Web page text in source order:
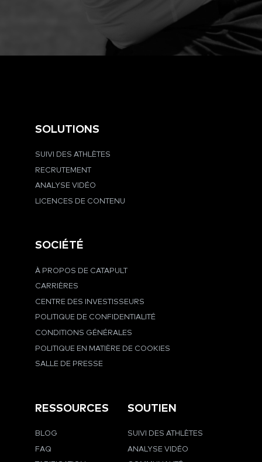
SOLUTIONS
SUIVI DES ATHLÈTES
RECRUTEMENT
ANALYSE VIDÉO
LICENCES DE CONTENU
SOCIÉTÉ
À PROPOS DE CATAPULT
CARRIÈRES
CENTRE DES INVESTISSEURS
POLITIQUE DE CONFIDENTIALITÉ
CONDITIONS GÉNÉRALES
POLITIQUE EN MATIÈRE DE COOKIES
SALLE DE PRESSE
RESSOURCES
BLOG
FAQ
SOUTIEN
SUIVI DES ATHLÈTES
ANALYSE VIDÉO